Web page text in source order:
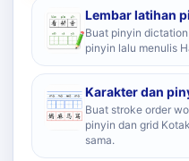
Lembar latihan
Buat pinyin
pinyin lalu menulis
Karakter dan
Buat stroke order
pinyin dan grid
sama.